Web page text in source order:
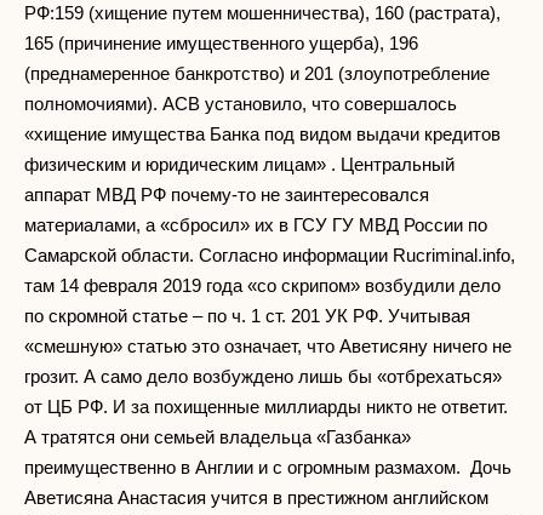
РФ:159 (хищение путем мошенничества), 160 (растрата),
165 (причинение имущественного ущерба), 196
(преднамеренное банкротство) и 201 (злоупотребление
полномочиями). АСВ установило, что совершалось
«хищение имущества Банка под видом выдачи кредитов
физическим и юридическим лицам» . Центральный
аппарат МВД РФ почему-то не заинтересовался
материалами, а «сбросил» их в ГСУ ГУ МВД России по
Самарской области. Согласно информации Rucriminal.info,
там 14 февраля 2019 года «со скрипом» возбудили дело
по скромной статье – по ч. 1 ст. 201 УК РФ. Учитывая
«смешную» статью это означает, что Аветисяну ничего не
грозит. А само дело возбуждено лишь бы «отбрехаться»
от ЦБ РФ. И за похищенные миллиарды никто не ответит.
А тратятся они семьей владельца «Газбанка»
преимущественно в Англии и с огромным размахом. Дочь
Аветисяна Анастасия учится в престижном английском